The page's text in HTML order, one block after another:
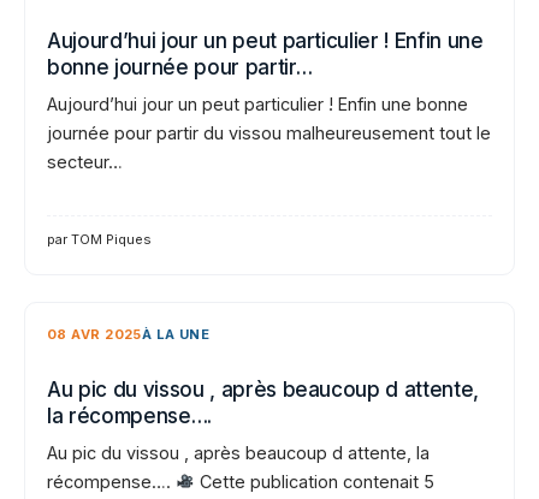
Aujourd’hui jour un peut particulier ! Enfin une
bonne journée pour partir…
Aujourd’hui jour un peut particulier ! Enfin une bonne
journée pour partir du vissou malheureusement tout le
secteur…
par TOM Piques
08 AVR 2025À LA UNE
Au pic du vissou , après beaucoup d attente,
la récompense….
Au pic du vissou , après beaucoup d attente, la
récompense….
Cette publication contenait 5